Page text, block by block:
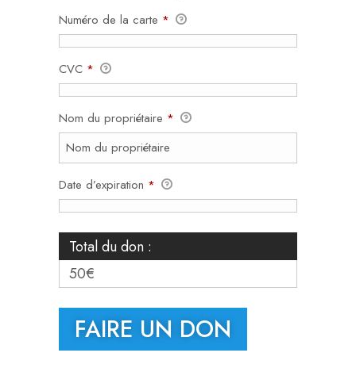
Numéro de la carte *
CVC *
Nom du propriétaire *
Date d’expiration *
Total du don :
50€